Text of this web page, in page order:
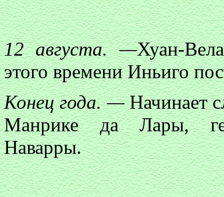
12 августа. —Хуан-
этого времени Иньиго
Конец года. —Начинает
Манрике да Лары,
Наварры.